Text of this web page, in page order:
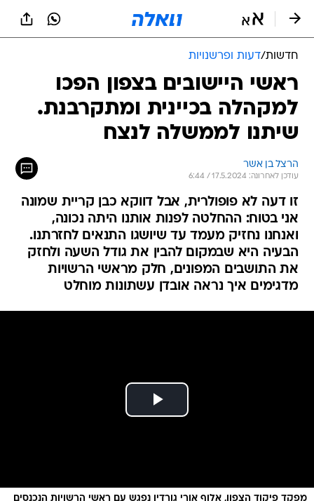
חדשות/דעות ופרשנויות
ראשי היישובים בצפון הפכו
למקהלה בכיינית ומתקרבנת.
שיתנו לממשלה לנצח
הרצל בן אשר
עודכן לאחרונה: 17.5.2024 / 6:44
זו דעה לא פופולרית, אבל דווקא כבן קריית שמונה
אני בטוח: ההחלטה לפנות אותנו היתה נכונה,
ואנחנו נחזיק מעמד עד שיושגו התנאים לחזרתנו.
הבעיה היא שבמקום להבין את גודל השעה ולחזק
את התושבים המפונים, חלק מראשי הרשויות
מדגימים איך נראה אובדן עשתונות מוחלט
מפקד פיקוד הצפון, אלוף אורי גורדין נפגש עם ראשי הרשויות הנכנסים